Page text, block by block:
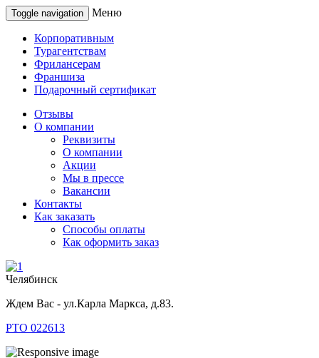
Toggle navigation Меню
Корпоративным
Турагентствам
Фрилансерам
Франшиза
Подарочный сертификат
Отзывы
О компании
Реквизиты
О компании
Акции
Мы в прессе
Вакансии
Контакты
Как заказать
Способы оплаты
Как оформить заказ
Челябинск
Ждем Вас - ул.Карла Маркса, д.83.
РТО 022613